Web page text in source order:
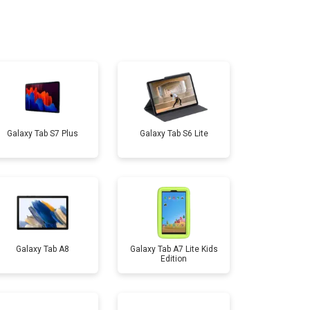
3200 ₽ Заказать
1700 ₽ Заказать
3200 ₽ Заказать
Galaxy Tab S7 Plus Galaxy Tab S6 Lite
Galaxy Tab A8
Galaxy Tab A7 Lite Kids
Edition